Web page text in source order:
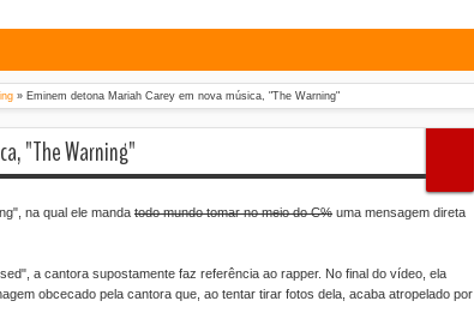
» Eminem detona Mariah Carey em nova música, "The Warning"
"The Warning"
na qual ele manda todo mundo tomar no meio do C% uma mensagem direta
a cantora supostamente faz referência ao rapper. No final do vídeo, ela
obcecado pela cantora que, ao tentar tirar fotos dela, acaba atropelado por